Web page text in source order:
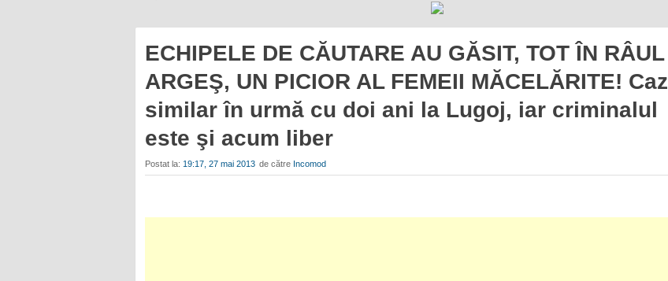
ECHIPELE DE CĂUTARE AU GĂSIT, TOT ÎN RÂUL
ARGEŞ, UN PICIOR AL FEMEII MĂCELĂRITE! Caz
similar în urmă cu doi ani la Lugoj, iar criminalul
este şi acum liber
Postat la: 19:17, 27 mai 2013 de către Incomod